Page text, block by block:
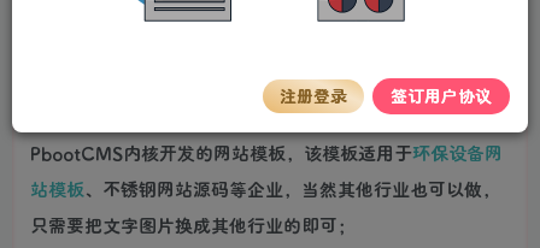
(PC+WAP)玻璃钢环保设备类pbootcms网站模板 不锈钢钢
PbootCMS内核开发的网站模板，该模板适用于环保设备网
站模板、不锈钢网站源码等企业，当然其他行业也可以做，
只需要把文字图片换成其他行业的即可；
注册登录 签订用户协议